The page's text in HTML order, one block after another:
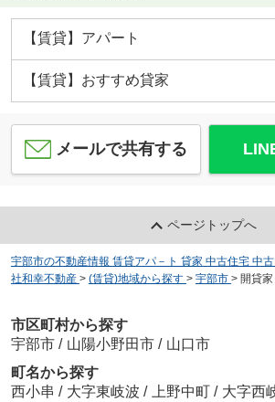
【賃貸】アパート
【賃貸】おすすめ貸家
メールで共有する
ページトップへ
宇部市の不動産情報 賃貸アパ－ト 貸家 中古住宅 中
社和幸不動産 > (賃貸)地域から探す > 宇部市 > 開貸家
市区町村から探す
宇部市 / 山陽小野田市 / 山口市
町名から探す
西小串 / 大字東岐波 / 上野中町 / 大字西